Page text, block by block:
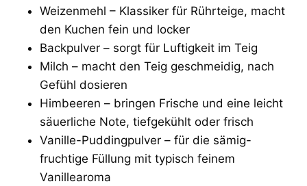
Weizenmehl – Klassiker für Rührteige, macht
den Kuchen fein und locker
Backpulver – sorgt für Luftigkeit im Teig
Milch – macht den Teig geschmeidig, nach
Gefühl dosieren
Himbeeren – bringen Frische und eine leicht
säuerliche Note, tiefgekühlt oder frisch
Vanille-Puddingpulver – für die sämig-
fruchtige Füllung mit typisch feinem
Vanillearoma